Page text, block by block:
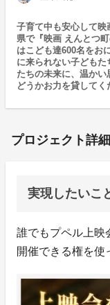
子育て中も安心して
県で『映画 えんとつ
はこども達600名をお
に来られない子ども
たちの未来に、温かい
どうかお力を貸してく
プロジェクト詳細
実現したいこ
誰でもプペル上映
開催できる権を使